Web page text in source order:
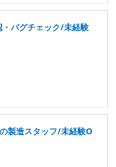
バグチェック/未経験
製造スタッフ/未経験O